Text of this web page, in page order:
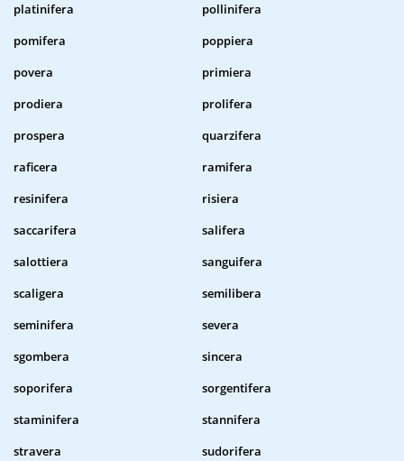
platinifera
pollinifera
pomifera
poppiera
povera
primiera
prodiera
prolifera
prospera
quarzifera
raficera
ramifera
resinifera
risiera
saccarifera
salifera
salottiera
sanguifera
scaligera
semilibera
seminifera
severa
sgombera
sincera
soporifera
sorgentifera
staminifera
stannifera
stravera
sudorifera